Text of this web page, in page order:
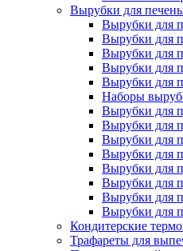
Вырубки для
Вырубки для
Вырубки для
Вырубки для
Вырубки для
Вырубки для
Наборы
Вырубки для
Вырубки для
Вырубки для
Вырубки для
Вырубки для
Вырубки для
Вырубки для
Вырубки для
Кондитерские
Трафареты для